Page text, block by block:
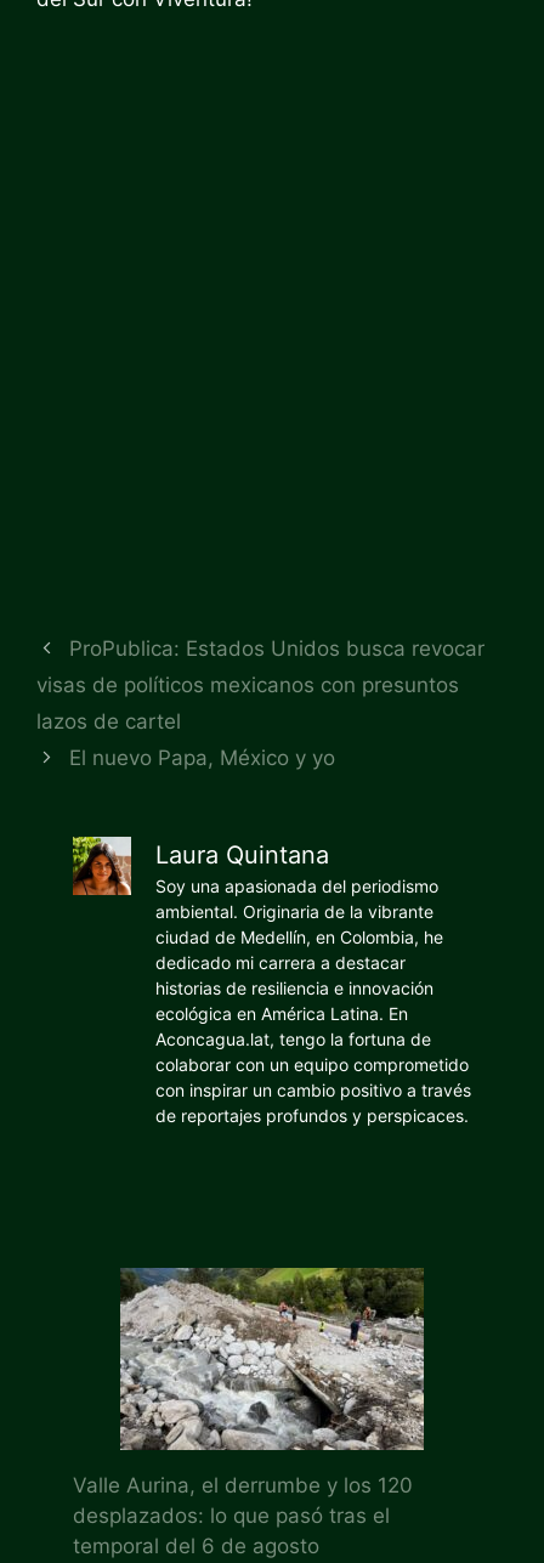
ProPublica: Estados Unidos busca revocar
visas de políticos mexicanos con presuntos
lazos de cartel
El nuevo Papa, México y yo
Laura Quintana
Soy una apasionada del periodismo
ambiental. Originaria de la vibrante
ciudad de Medellín, en Colombia, he
dedicado mi carrera a destacar
historias de resiliencia e innovación
ecológica en América Latina. En
Aconcagua.lat, tengo la fortuna de
colaborar con un equipo comprometido
con inspirar un cambio positivo a través
de reportajes profundos y perspicaces.
Valle Aurina, el derrumbe y los 120
desplazados: lo que pasó tras el
temporal del 6 de agosto